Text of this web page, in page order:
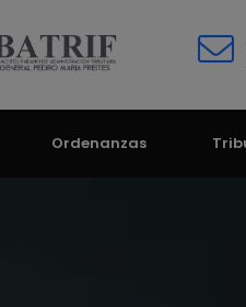
Ordenanzas